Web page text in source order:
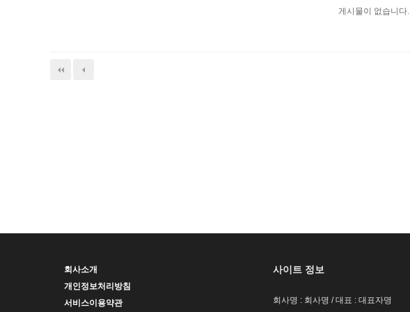
게시물이 없습니다.
회사소개
개인정보처리방침
서비스이용약관
사이트 정보
회사명 : 회사명 / 대표 : 대표자명